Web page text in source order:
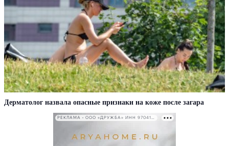
Дерматолог назвала опасные признаки на коже после загара
РЕКЛАМА • ООО «ДРУЖБА» ИНН 9704146411